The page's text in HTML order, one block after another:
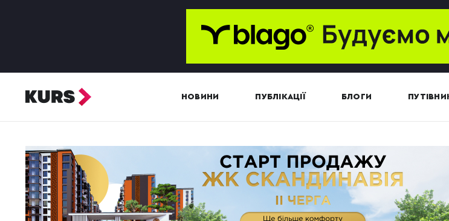
НОВИНИ ПУБЛІКАЦІЇ БЛОГИ